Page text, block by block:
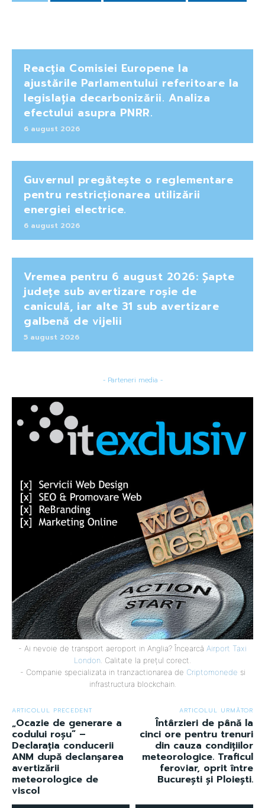
Reacția Comisiei Europene la
ajustările Parlamentului referitoare la
legislația decarbonizării. Analiza
efectului asupra PNRR.
6 august 2026
Guvernul pregătește o reglementare
pentru restricționarea utilizării
energiei electrice.
6 august 2026
Vremea pentru 6 august 2026: Șapte
județe sub avertizare roșie de
caniculă, iar alte 31 sub avertizare
galbenă de vijelii
5 august 2026
- Parteneri media -
- Ai nevoie de transport aeroport in Anglia? Încearcă Airport Taxi
London . Calitate la prețul corect.
- Companie specializata in tranzactionarea de Criptomonede si
infrastructura blockchain.
ARTICOLUL PRECEDENT
„Ocazie de generare a
codului roșu” –
Declarația conducerii
ANM după declanșarea
avertizării
meteorologice de
viscol
ARTICOLUL URMĂTOR
Întârzieri de până la
cinci ore pentru trenuri
din cauza condițiilor
meteorologice. Traficul
feroviar, oprit între
București și Ploiești.